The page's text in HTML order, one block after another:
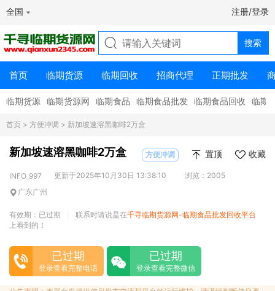
全国 注册/登录
首页 临期货源 临期回收 招商代理 正期批发
临期货源 临期货源网 临期食品 临期食品批发 临期食品回收 临期
首页 > 方便冲调 > 新加坡速溶黑咖啡2万盒
新加坡速溶黑咖啡2万盒 方便冲调 置顶 收藏
INFO_997 更新于2025年10月30日 13:38:10
浏览：2005
广东广州
有效期：已过期 联系时请说是在千寻临期货源网-临期食品批发回收平台
上看到的！
已过期
登录查看完整电话
已过期
登录查看完整微信